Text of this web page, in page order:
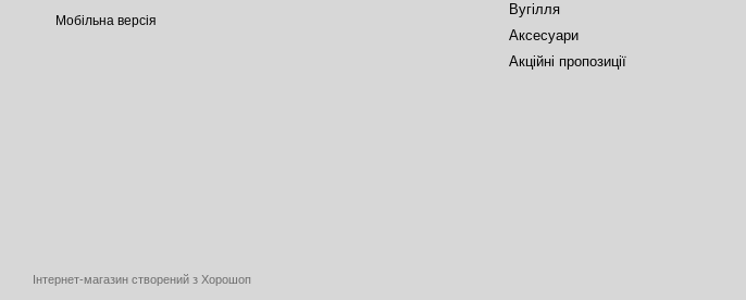
Мобільна версія
Інтернет-магазин створений з Хорошоп
Вугілля
Аксесуари
Акційні пропозиції